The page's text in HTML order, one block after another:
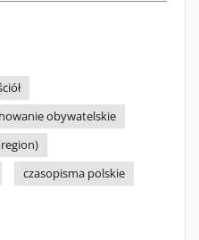
obywatelskie
czasopisma polskie